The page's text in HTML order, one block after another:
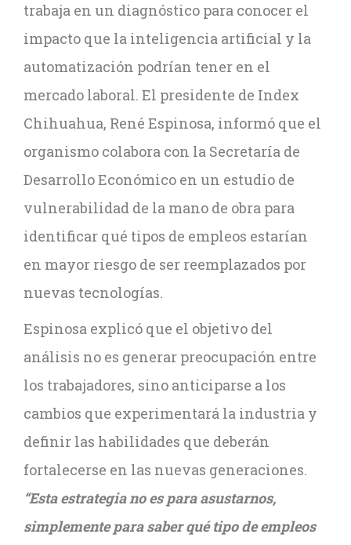
trabaja en un diagnóstico para conocer el
impacto que la inteligencia artificial y la
automatización podrían tener en el
mercado laboral. El presidente de Index
Chihuahua, René Espinosa, informó que el
organismo colabora con la Secretaría de
Desarrollo Económico en un estudio de
vulnerabilidad de la mano de obra para
identificar qué tipos de empleos estarían
en mayor riesgo de ser reemplazados por
nuevas tecnologías.
Espinosa explicó que el objetivo del
análisis no es generar preocupación entre
los trabajadores, sino anticiparse a los
cambios que experimentará la industria y
definir las habilidades que deberán
fortalecerse en las nuevas generaciones.
“Esta estrategia no es para asustarnos,
simplemente para saber qué tipo de empleos